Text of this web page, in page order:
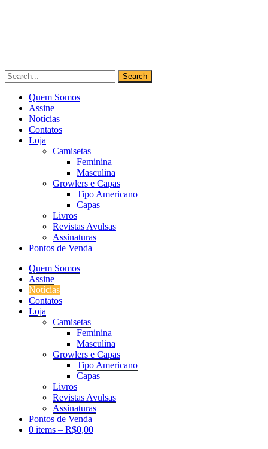
Quem Somos
Assine
Notícias
Contatos
Loja
Camisetas
Feminina
Masculina
Growlers e Capas
Tipo Americano
Capas
Livros
Revistas Avulsas
Assinaturas
Pontos de Venda
Quem Somos
Assine
Notícias
Contatos
Loja
Camisetas
Feminina
Masculina
Growlers e Capas
Tipo Americano
Capas
Livros
Revistas Avulsas
Assinaturas
Pontos de Venda
0 items – R$0,00